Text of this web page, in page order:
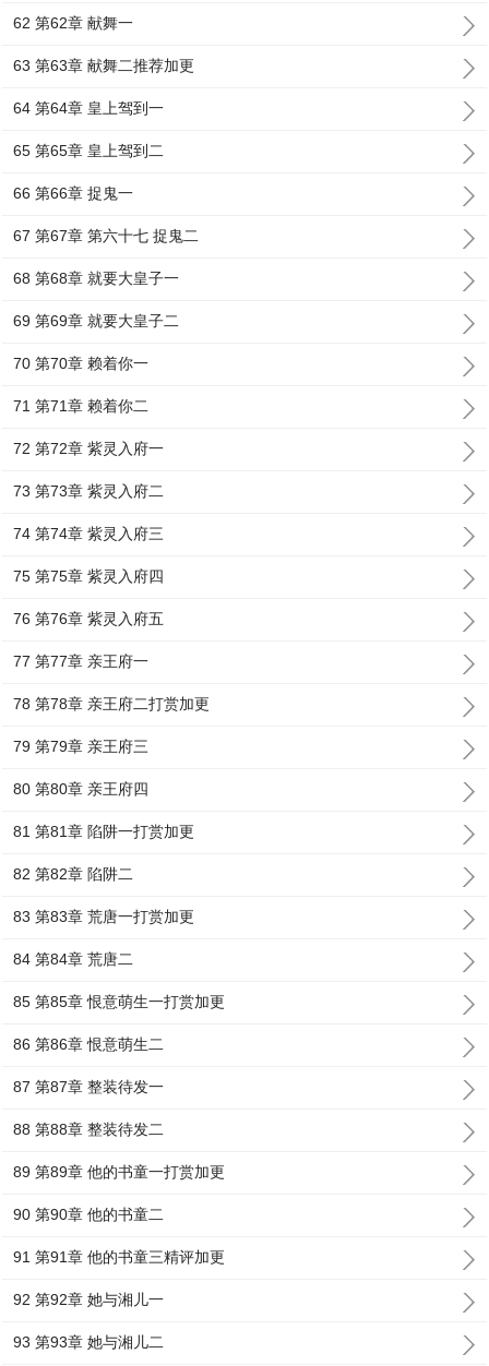
62 第62章 献舞一
63 第63章 献舞二推荐加更
64 第64章 皇上驾到一
65 第65章 皇上驾到二
66 第66章 捉鬼一
67 第67章 第六十七 捉鬼二
68 第68章 就要大皇子一
69 第69章 就要大皇子二
70 第70章 赖着你一
71 第71章 赖着你二
72 第72章 紫灵入府一
73 第73章 紫灵入府二
74 第74章 紫灵入府三
75 第75章 紫灵入府四
76 第76章 紫灵入府五
77 第77章 亲王府一
78 第78章 亲王府二打赏加更
79 第79章 亲王府三
80 第80章 亲王府四
81 第81章 陷阱一打赏加更
82 第82章 陷阱二
83 第83章 荒唐一打赏加更
84 第84章 荒唐二
85 第85章 恨意萌生一打赏加更
86 第86章 恨意萌生二
87 第87章 整装待发一
88 第88章 整装待发二
89 第89章 他的书童一打赏加更
90 第90章 他的书童二
91 第91章 他的书童三精评加更
92 第92章 她与湘儿一
93 第93章 她与湘儿二